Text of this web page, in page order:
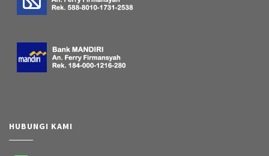
HUBUNGI KAMI